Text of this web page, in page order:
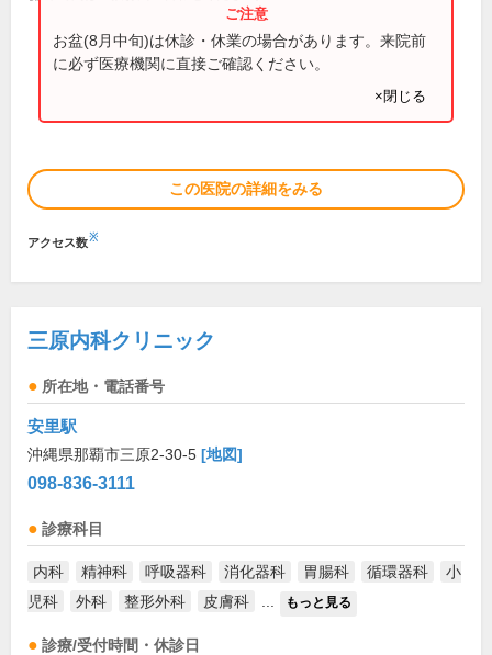
お盆(8月中旬)は休診・休業の場合があります。来院前
に必ず医療機関に直接ご確認ください。
×閉じる
この医院の詳細をみる
アクセス数※
三原内科クリニック
所在地・電話番号
安里駅
沖縄県那覇市三原2-30-5 [地図]
098-836-3111
診療科目
内科 精神科 呼吸器科 消化器科 胃腸科 循環器科
小
児科
外科 整形外科 皮膚科 もっと見る
診療/受付時間・休診日